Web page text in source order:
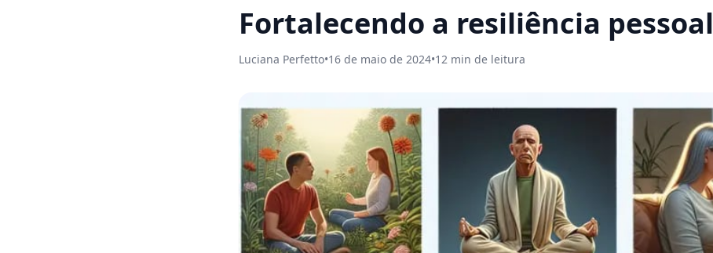
Fortalecendo a resiliência pessoal
Luciana Perfetto•16 de maio de 2024•12 min de leitura